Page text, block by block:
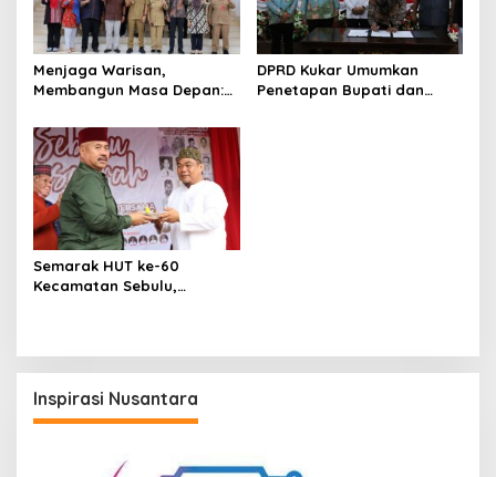
Menjaga Warisan,
Membangun Masa Depan:
Damansyah Pimpin Studi
Dana Abadi Daerah ke
Bojonegoro
DPRD Kukar Umumkan
Penetapan Bupati dan
Semarak HUT ke-60
Kecamatan Sebulu,
Inspirasi Nusantara